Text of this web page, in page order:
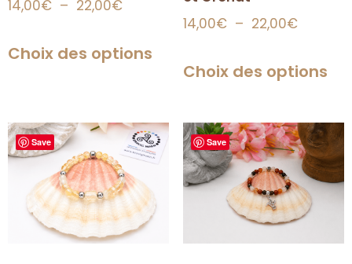
14,00€ – 22,00€
Choix des options
14,00€ – 22,00€
Choix des options
Save Save